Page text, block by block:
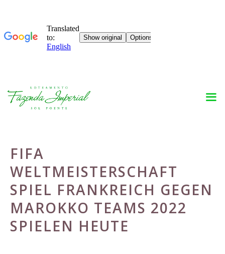
Skip
FIFA
WELTMEISTERSCHAFT
SPIEL FRANKREICH GEGEN
MAROKKO TEAMS 2022
SPIELEN HEUTE